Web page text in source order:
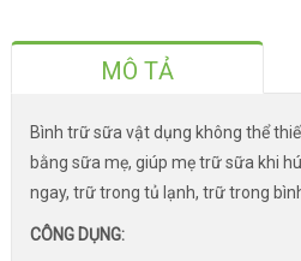
MÔ TẢ
Bình trữ sữa vật dụng không thể
bằng sữa mẹ, giúp mẹ trữ sữa khi
ngay, trữ trong tủ lạnh, trữ trong
CÔNG DỤNG: